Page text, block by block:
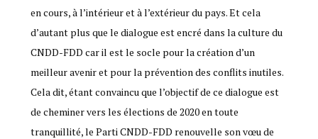
en cours, à l’intérieur et à l’extérieur du pays. Et cela
d’autant plus que le dialogue est encré dans la culture du
CNDD-FDD car il est le socle pour la création d’un
meilleur avenir et pour la prévention des conflits inutiles.
Cela dit, étant convaincu que l’objectif de ce dialogue est
de cheminer vers les élections de 2020 en toute
tranquillité, le Parti CNDD-FDD renouvelle son vœu de